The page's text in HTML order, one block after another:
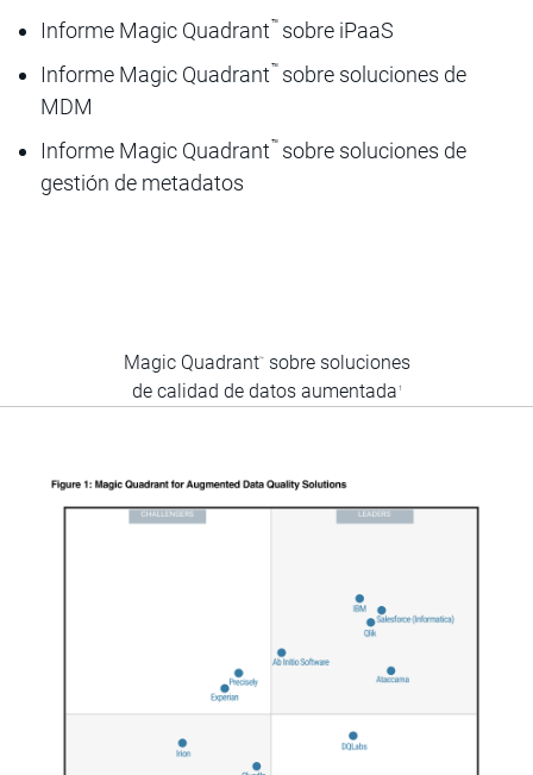
Informe Magic Quadrant™sobre iPaaS
Informe Magic Quadrant™sobre soluciones de
MDM
Informe Magic Quadrant™sobre soluciones de
gestión de metadatos
Magic Quadrant™sobre soluciones
de calidad de datos aumentada 1